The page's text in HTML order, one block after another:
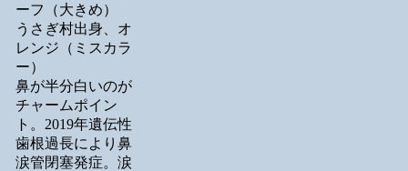
ーフ（大きめ）
うさぎ村出身、オ
レンジ（ミスカラ
ー）
鼻が半分白いのが
チャームポイン
ト。2019年遺伝性
歯根過長により鼻
涙管閉塞発症。涙